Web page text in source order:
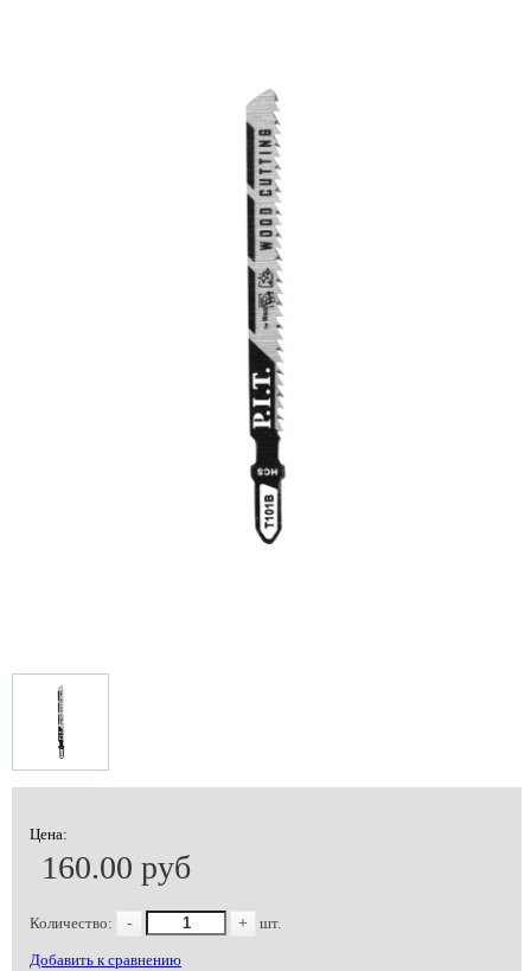
Цена:
160.00 руб
Количество: - + шт.
Добавить к сравнению